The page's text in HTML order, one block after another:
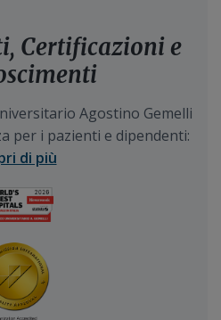
Certificazioni e
Agostino Gemelli
per i pazienti e dipendenti:
di più